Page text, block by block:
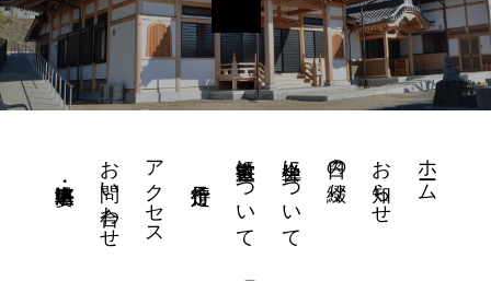
ホーム
お知らせ
日々の綴り
坐禅会について
書道教室について
アクセス
お問い合わせ